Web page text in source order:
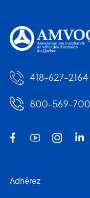
418-627-2164
800-569-
Adhérez